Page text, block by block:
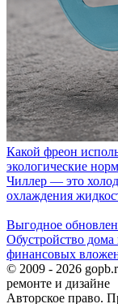
Какой фреон
экологические
Чиллер — это
охлаждения
Выгодное
Обустройство дома
финансовых
© 2009 - 2026
ремонте и дизайне
Авторское право.